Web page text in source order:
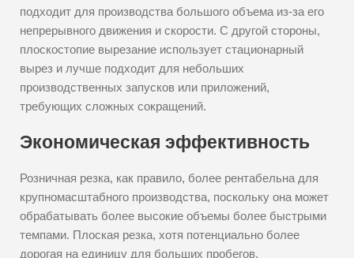
подходит для производства большого объема из-за его
непрерывного движения и скорости. С другой стороны,
плоскостопие вырезание использует стационарный
вырез и лучше подходит для небольших
производственных запусков или приложений,
требующих сложных сокращений.
Экономическая эффективность
Розничная резка, как правило, более рентабельна для
крупномасштабного производства, поскольку она может
обрабатывать более высокие объемы более быстрыми
темпами. Плоская резка, хотя потенциально более
дорогая на единицу для больших пробегов,